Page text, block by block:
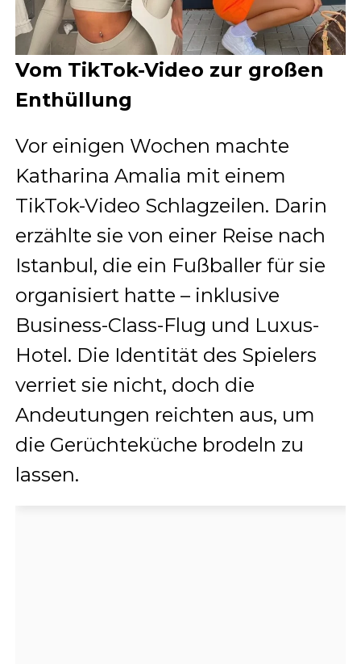
Vom TikTok-Video zur großen
Enthüllung
Vor einigen Wochen machte
Katharina Amalia mit einem
TikTok-Video Schlagzeilen. Darin
erzählte sie von einer Reise nach
Istanbul, die ein Fußballer für sie
organisiert hatte – inklusive
Business-Class-Flug und Luxus-
Hotel. Die Identität des Spielers
verriet sie nicht, doch die
Andeutungen reichten aus, um
die Gerüchteküche brodeln zu
lassen.